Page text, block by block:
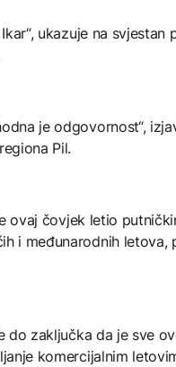
ukazuje na
je odgovornost“,
Pil.
ovaj čovjek letio
i međunarodnih letova,
do zaključka da je sve
komercijalnim